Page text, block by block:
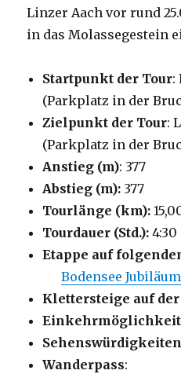
Linzer Aach vor rund
in das Molassegestein
Startpunkt der Tour:
(Parkplatz in der
Zielpunkt der Tour:
(Parkplatz in der
Anstieg (m): 377
Abstieg (m): 377
Tourlänge (km):
Tourdauer (Std.): 4:30
Etappe auf
Bodensee
Klettersteige auf
Sehenswürdigkeiten
Wanderpass: